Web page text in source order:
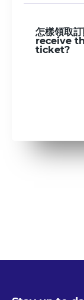
怎樣領取
receive
ticket?